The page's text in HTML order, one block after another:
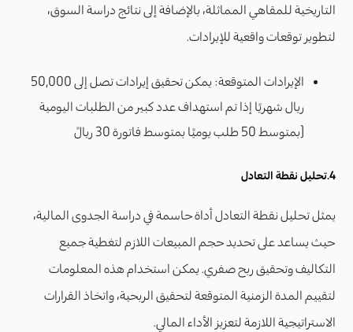
التاريخية للمقاهي المماثلة، بالإضافة إلى نتائج دراسة السوق،
لتطوير توقعات واقعية للإيرادات.
الإيرادات المتوقعة: يمكن تحقيق إيرادات تصل إلى 50,000
ريال شهريًا إذا تم استهداف عدد كبير من الطلبات اليومية
(بمتوسط 50 طلب يوميًا بمتوسط فاتورة 30 ريالً
4.تحليل نقطة التعادل
يمثل تحليل نقطة التعادل أداة حاسمة في دراسة الجدوى المالية،
حيث يساعد على تحديد حجم المبيعات اللازم لتغطية جميع
التكاليف وتحقيق ربح صفري. يمكن استخدام هذه المعلومات
لتقييم المدة الزمنية المتوقعة لتحقيق الربحية، واتخاذ القرارات
الاستراتيجية اللازمة لتعزيز الأداء المالي.